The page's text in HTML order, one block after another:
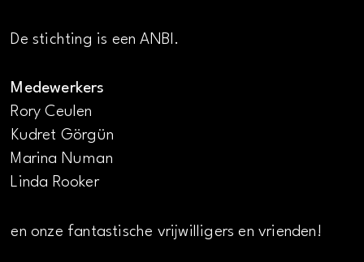
De stichting is een ANBI.
Medewerkers
Rory Ceulen
Kudret Görgün
Marina Numan
Linda Rooker
en onze fantastische vrijwilligers en vrienden!